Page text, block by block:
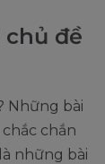
đề
Những bài
chắn
những bài